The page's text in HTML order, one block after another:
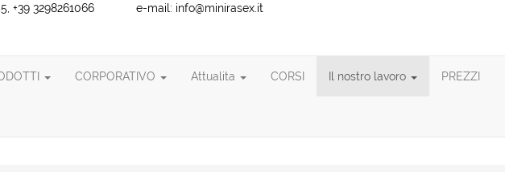
+39 3298261066 e-mail: info@minirasex.it
CORPORATIVO Attualita CORSI Il nostro lavoro PREZZI